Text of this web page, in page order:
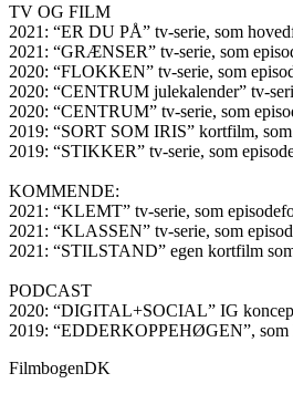
TV OG FILM
2021: “ER DU PÅ” tv-serie, som
2021: “GRÆNSER” tv-serie, som
2020: “FLOKKEN” tv-serie, som
2020: “CENTRUM julekalender” tv-
2020: “CENTRUM” tv-serie, som
2019: “SORT SOM IRIS” kortfilm,
2019: “STIKKER” tv-serie, som
KOMMENDE:
2021: “KLEMT” tv-serie, som
2021: “KLASSEN” tv-serie, som
2021: “STILSTAND” egen kortfilm
PODCAST
2020: “DIGITAL+SOCIAL” IG
2019: “EDDERKOPPEHØGEN”,
FilmbogenDK